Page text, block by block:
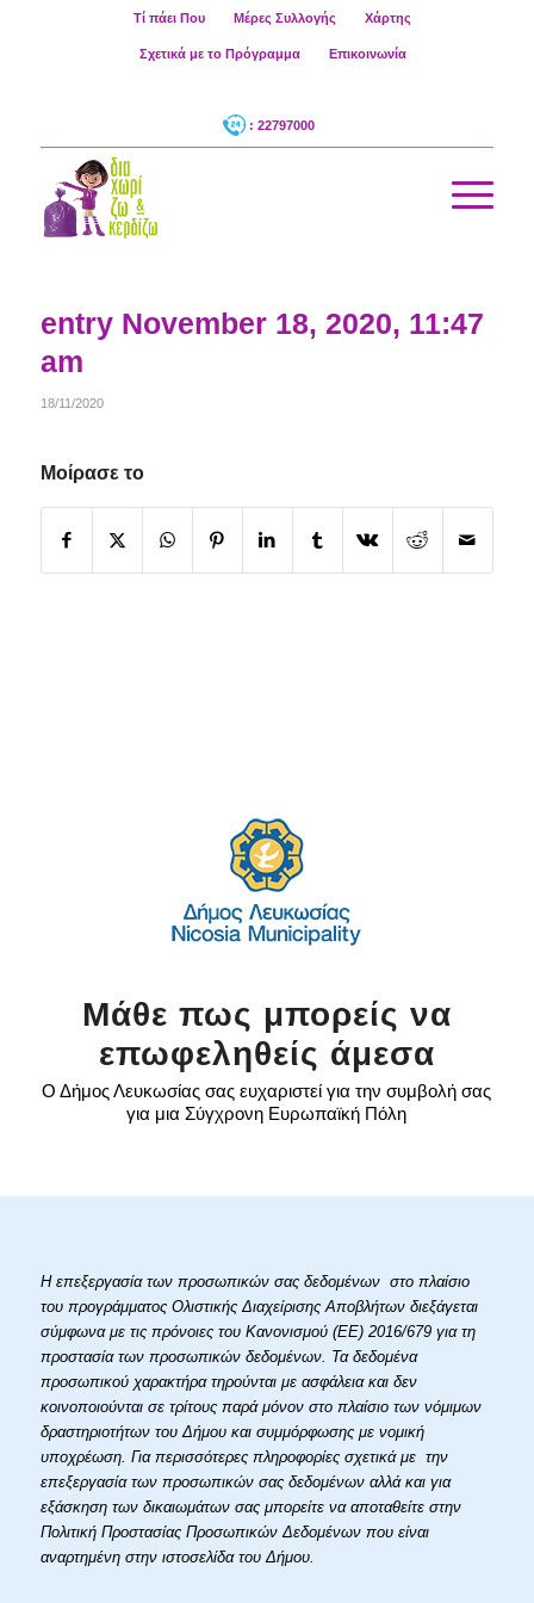
Τί πάει Που Μέρες Συλλογής Χάρτης
Σχετικά με το Πρόγραμμα Επικοινωνία
: 22797000
entry November 18, 2020, 11:47
am
18/11/2020
Μοίρασε το
Μάθε πως μπορείς να
επωφεληθείς άμεσα
Ο Δήμος Λευκωσίας σας ευχαριστεί για την συμβολή σας
για μια Σύγχρονη Ευρωπαϊκή Πόλη
Η επεξεργασία των προσωπικών σας δεδομένων στο πλαίσιο
του προγράμματος Ολιστικής Διαχείρισης Αποβλήτων διεξάγεται
σύμφωνα με τις πρόνοιες του Κανονισμού (ΕΕ) 2016/679 για τη
προστασία των προσωπικών δεδομένων. Τα δεδομένα
προσωπικού χαρακτήρα τηρούνται με ασφάλεια και δεν
κοινοποιούνται σε τρίτους παρά μόνον στο πλαίσιο των νόμιμων
δραστηριοτήτων του Δήμου και συμμόρφωσης με νομική
υποχρέωση. Για περισσότερες πληροφορίες σχετικά με την
επεξεργασία των προσωπικών σας δεδομένων αλλά και για
εξάσκηση των δικαιωμάτων σας μπορείτε να αποταθείτε στην
Πολιτική Προστασίας Προσωπικών Δεδομένων που είναι
αναρτημένη στην ιστοσελίδα του Δήμου.